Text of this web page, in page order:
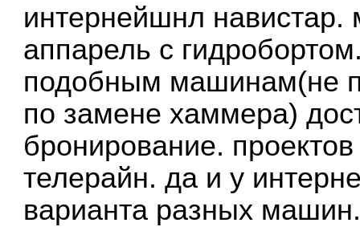
интернейшнл навистар.
аппарель с
подобным машинам(не
по замене хаммера)
бронирование.
телерайн. да и у
варианта разных